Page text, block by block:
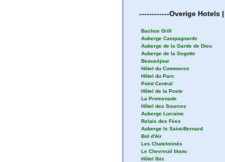
------------Overige Hotels
Bachus Grill
Auberge Campagnarde
Auberge de la Garde de Dieu
Auberge de la Segotte
Beauséjour
Hôtel du Commerce
Hôtel du Parc
Point Central
Hôtel de la Poste
La Promenade
Hôtel des Sources
Auberge Lorraine
Relais des Fées
Auberge le Saint-Bernard
Bol d'Air
Les Chatelminés
Le Chevreuil blanc
Hôtel Ibis